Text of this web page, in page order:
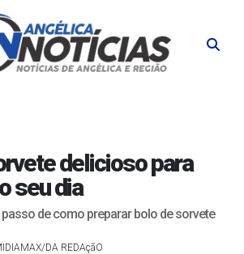
delicioso para
seu dia
de como preparar bolo de sorvete
DA REDAçãO